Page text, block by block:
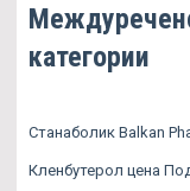
категории
Станаболик Balkan
Кленбутерол цена